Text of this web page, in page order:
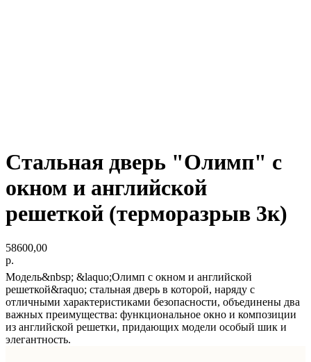
Стальная дверь "Олимп" с
окном и английской
решеткой (терморазрыв 3к)
58600,00
р.
Модель&nbsp; &laquo;Олимп с окном и английской
решеткой&raquo; стальная дверь в которой, наряду с
отличными характеристиками безопасности, объединены два
важных преимущества: функциональное окно и композиции
из английской решетки, придающих модели особый шик и
элегантность.